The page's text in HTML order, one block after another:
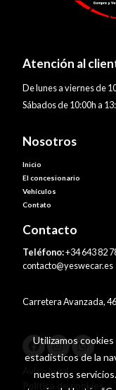
Atención al
De lunes a viernes de
Sábados de 10:00h a
Nosotros
Inicio
El concesionario
Vehículos
Contato
Contacto
Teléfono:+34 643 82
contacto@yeswecar.es
Carretera Avanzada,
Aviso legal
Política de cookies
Utilizamos
estadísticos de la
nuestros